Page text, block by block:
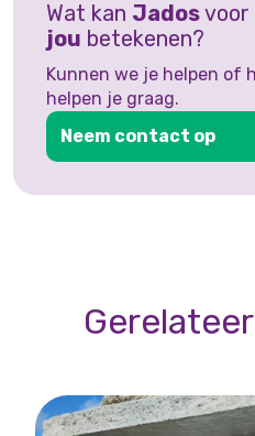
Wat kan Jadosvoor
jou betekenen?
Kunnen we je helpen of
helpen je graag.
Neem contact op